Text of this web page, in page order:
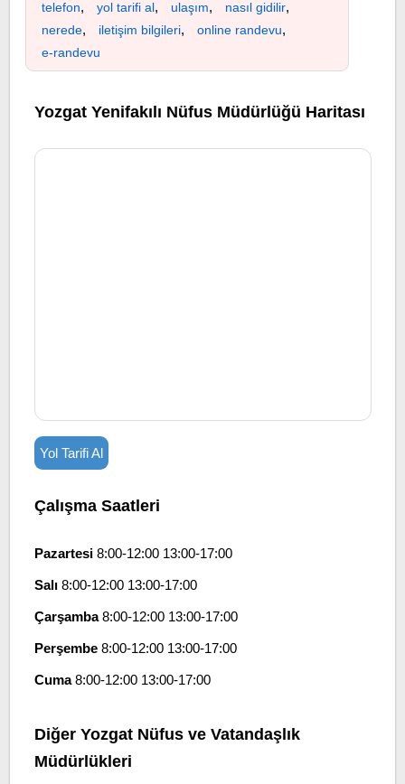
telefon, yol tarifi al, ulaşım, nasıl gidilir,
nerede, iletişim bilgileri, online randevu,
e-randevu
Yozgat Yenifakılı Nüfus Müdürlüğü Haritası
Yol Tarifi Al
Çalışma Saatleri
Pazartesi8:00-12:00 13:00-17:00
Salı8:00-12:00 13:00-17:00
Çarşamba8:00-12:00 13:00-17:00
Perşembe8:00-12:00 13:00-17:00
Cuma8:00-12:00 13:00-17:00
Diğer Yozgat Nüfus ve Vatandaşlık
Müdürlükleri